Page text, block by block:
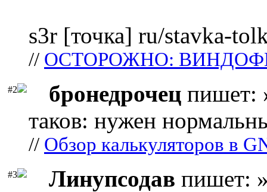
s3r [точка] ru/stavka-
// ОСТОРОЖНО:
#2 бронедрочец пишет:
таков: нужен
// Обзор калькуляторов в
#3 Линупсодав пишет: